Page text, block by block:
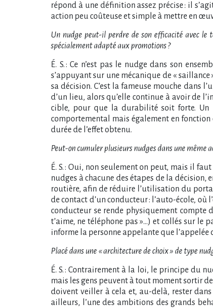
répond à une définition assez précise : il
action peu coûteuse et simple à mettre en
Un nudge peut-il perdre de son efficacité avec le
spécialement adapté aux promotions ?
É. S. : Ce n’est pas le nudge dans son
s’appuyant sur une mécanique de «
sa décision. C’est la fameuse mouche dans
d’un lieu, alors qu’elle continue à avoir de
cible, pour que la durabilité soit forte. Un
comportemental mais également en
durée de l’effet obtenu.
Peut-on cumuler plusieurs nudges dans une même
É. S. : Oui, non seulement on peut, mais il
nudges à chacune des étapes de la
routière, afin de réduire l’utilisation du
de contact d’un conducteur : l’auto-école,
conducteur se rende physiquement compte
t’aime, ne téléphone pas »…) et collés sur le
informe la personne appelante que l’appelée
Placé dans une « architecture de choix » de type
É. S. : Contrairement à la loi, le principe du
mais les gens peuvent à tout moment sortir
doivent veiller à cela et, au-delà, rester
ailleurs, l’une des ambitions des grands